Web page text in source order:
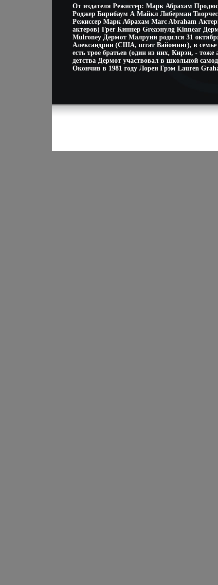
От издателя Режиссер: Марк Абрахам
Роджер Бирнбаум А Майкл Либерман
Режиссер Марк Абрахам Marc Abraham
актеров) Грег Киннер Greаэнулg Kinnear
Mulroney Дермот Малруни родился 31
Александрии (США, штат Вайоминг), в семье
есть трое братьев (один из них, Кирэн, -
детства Дермот участвовал в школьной
Окончив в 1981 году Лорен Грэм Lauren